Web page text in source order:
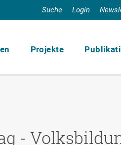
Suche Login
Projekte
-